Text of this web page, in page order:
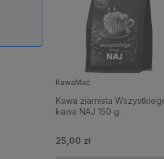
KawaMać
Kawa ziarnista
kawa NAJ 150 g.
25,00 zł